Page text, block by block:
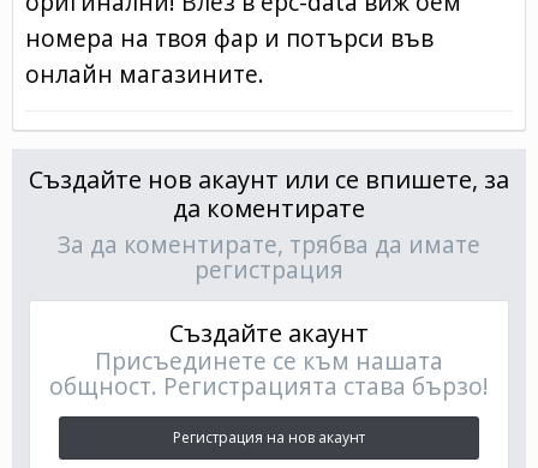
номера на твоя фар и потърси във
онлайн магазините.
Създайте нов акаунт или се впишете, за
да коментирате
За да коментирате, трябва да имате
регистрация
Създайте акаунт
Присъединете се към нашата
общност. Регистрацията става бързо!
Регистрация на нов акаунт